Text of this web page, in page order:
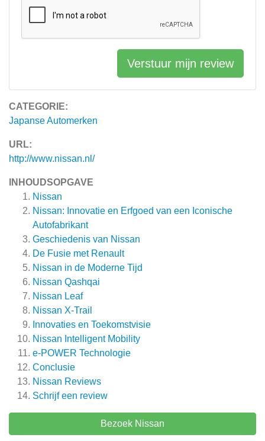
CATEGORIE:
Japanse Automerken
URL:
http://www.nissan.nl/
INHOUDSOPGAVE
Nissan
Nissan: Innovatie en Erfgoed van een Iconische
Autofabrikant
Geschiedenis van Nissan
De Fusie met Renault
Nissan in de Moderne Tijd
Nissan Qashqai
Nissan Leaf
Nissan X-Trail
Innovaties en Toekomstvisie
Nissan Intelligent Mobility
e-POWER Technologie
Conclusie
Nissan Reviews
Schrijf een review
Bezoek Nissan
Verstuur mijn review